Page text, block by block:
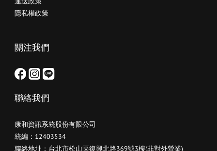
隱私權政策
關注我們
聯絡我們
康和資訊系統股份有限公司
統編：12403534
聯絡地址：台北市松山區復興北路369號3樓(非對外營業)